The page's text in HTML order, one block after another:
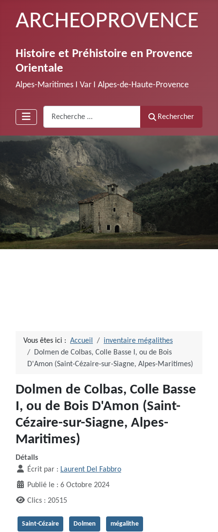
ARCHEOPROVENCE
Histoire et Préhistoire en Provence
Orientale
Alpes-Maritimes Ι Var Ι Alpes-de-Haute-Provence
Rechercher
Vous êtes ici : Accueil
inventaire mégalithes
Dolmen de Colbas, Colle Basse I, ou de Bois
D'Amon (Saint-Cézaire-sur-Siagne, Alpes-Maritimes)
Dolmen de Colbas, Colle Basse
I, ou de Bois D'Amon (Saint-
Cézaire-sur-Siagne, Alpes-
Maritimes)
Détails
Écrit par : Laurent Del Fabbro
Publié le : 6 Octobre 2024
Clics : 20515
Saint-Cézaire Dolmen mégalithe